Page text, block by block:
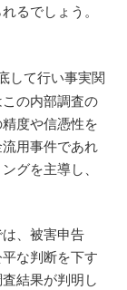
るでしょう。
して行い事実関
の内部調査の
度や信憑性を
用事件であれ
グを主導し、
、被害申告
な判断を下す
結果が判明し